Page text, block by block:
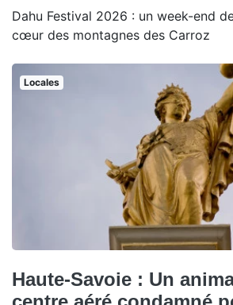
Dahu Festival 2026 : un week-end
cœur des montagnes des Carroz
Locales
Haute-Savoie : Un